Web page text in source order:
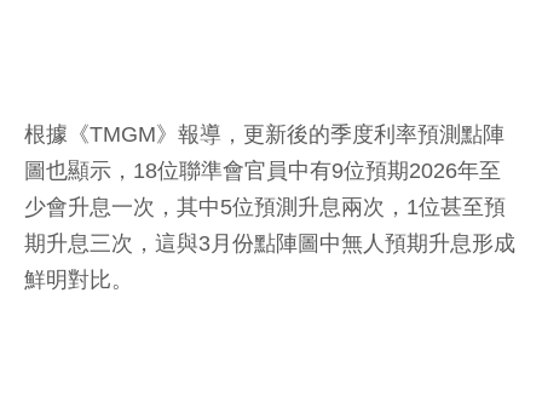
根據《TMGM》報導，更新後的季度利率預測點陣
圖也顯示，18位聯準會官員中有9位預期2026年至
少會升息一次，其中5位預測升息兩次，1位甚至預
期升息三次，這與3月份點陣圖中無人預期升息形成
鮮明對比。